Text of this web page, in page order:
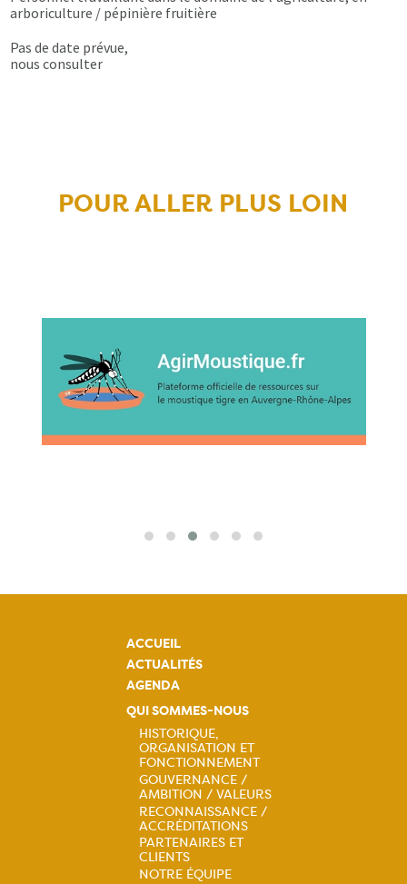
arboriculture / pépinière fruitière
Pas de date prévue,
nous consulter
POUR ALLER PLUS LOIN
ACCUEIL
ACTUALITÉS
AGENDA
QUI SOMMES-NOUS
Navigation
principale
HISTORIQUE,
ORGANISATION ET
FONCTIONNEMENT
GOUVERNANCE /
AMBITION / VALEURS
RECONNAISSANCE /
ACCRÉDITATIONS
PARTENAIRES ET
CLIENTS
NOTRE ÉQUIPE